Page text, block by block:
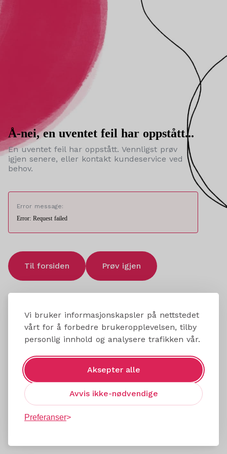
Vi bruker informasjonskapsler på nettstedet
vårt for å forbedre brukeropplevelsen, tilby
personlig innhold og analysere trafikken vår.
Aksepter alle
Avvis ikke-nødvendige
Preferanser
Å-nei, en uventet feil har oppstått...
En uventet feil har oppstått. Vennligst prøv
igjen senere, eller kontakt kundeservice ved
behov.
Error message:
Error: Request failed
Til forsiden Prøv igjen